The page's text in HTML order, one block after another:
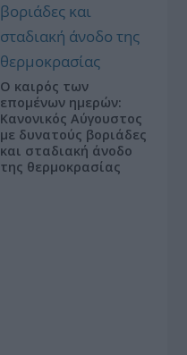
Ο καιρός των
επομένων ημερών:
Κανονικός Αύγουστος
με δυνατούς βοριάδες
και σταδιακή άνοδο
της θερμοκρασίας